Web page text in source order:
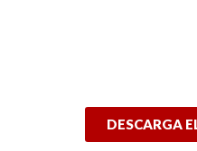
DESCARGA